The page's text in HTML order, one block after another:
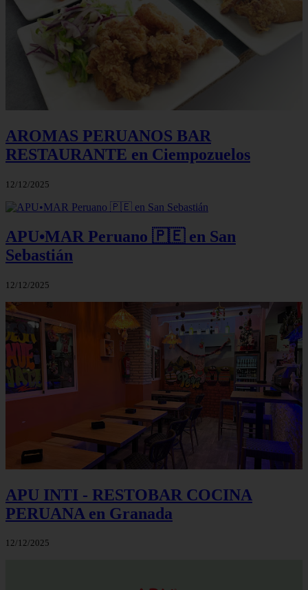
AROMAS PERUANOS BAR
RESTAURANTE en Ciempozuelos
12/12/2025
APU•MAR Peruano 🇵🇪 en San
Sebastián
12/12/2025
APU INTI - RESTOBAR COCINA
PERUANA en Granada
12/12/2025